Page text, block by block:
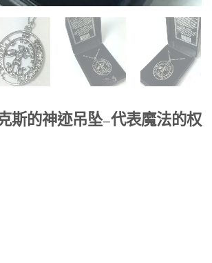
斯的神迹吊坠–代表魔法的权
迹吊坠--代表魔法的权利和力量 數量